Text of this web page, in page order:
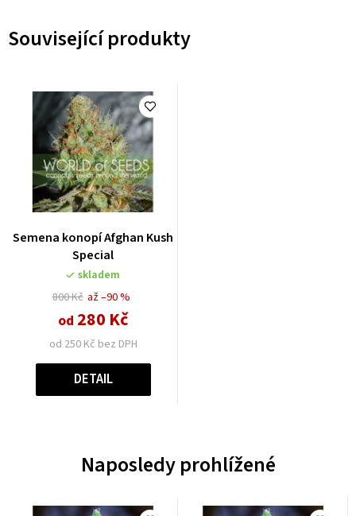
Související produkty
Semena konopí Afghan Kush
Special
skladem
800 Kč
od 250 Kč bez DPH
od 280 Kč
až –90 %
DETAIL
Naposledy prohlížené